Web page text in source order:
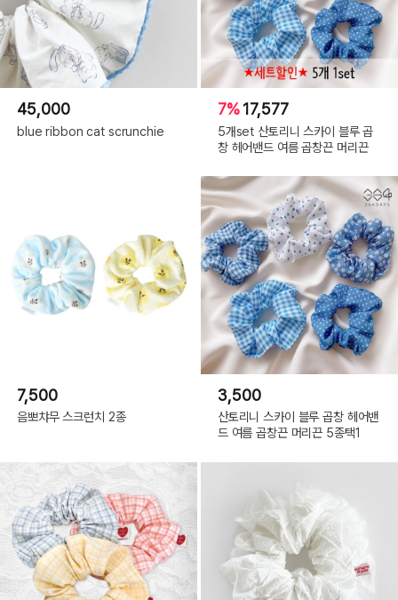
45,000
blue ribbon cat scrunchie
7%17,577
5개set 산토리니 스카이 블루 곱
창 헤어밴드 여름 곱창끈 머리끈
7,500
음뽀챠무 스크런치 2종
3,500
산토리니 스카이 블루 곱창 헤어밴
드 여름 곱창끈 머리끈 5종택1